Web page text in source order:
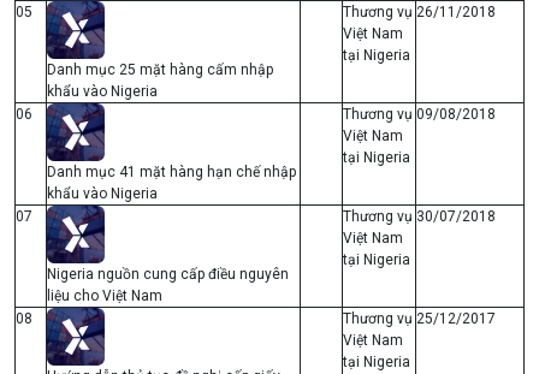
05
Danh mục 25 mặt hàng cấm nhập
khẩu vào Nigeria
Thương vụ
Việt Nam
tại Nigeria
26/11/2018
06
Danh mục 41 mặt hàng hạn chế nhập
khẩu vào Nigeria
Thương vụ
Việt Nam
tại Nigeria
09/08/2018
07
Nigeria nguồn cung cấp điều nguyên
liệu cho Việt Nam
Thương vụ
Việt Nam
tại Nigeria
30/07/2018
08
Thương vụ
Việt Nam
tại Nigeria
25/12/2017